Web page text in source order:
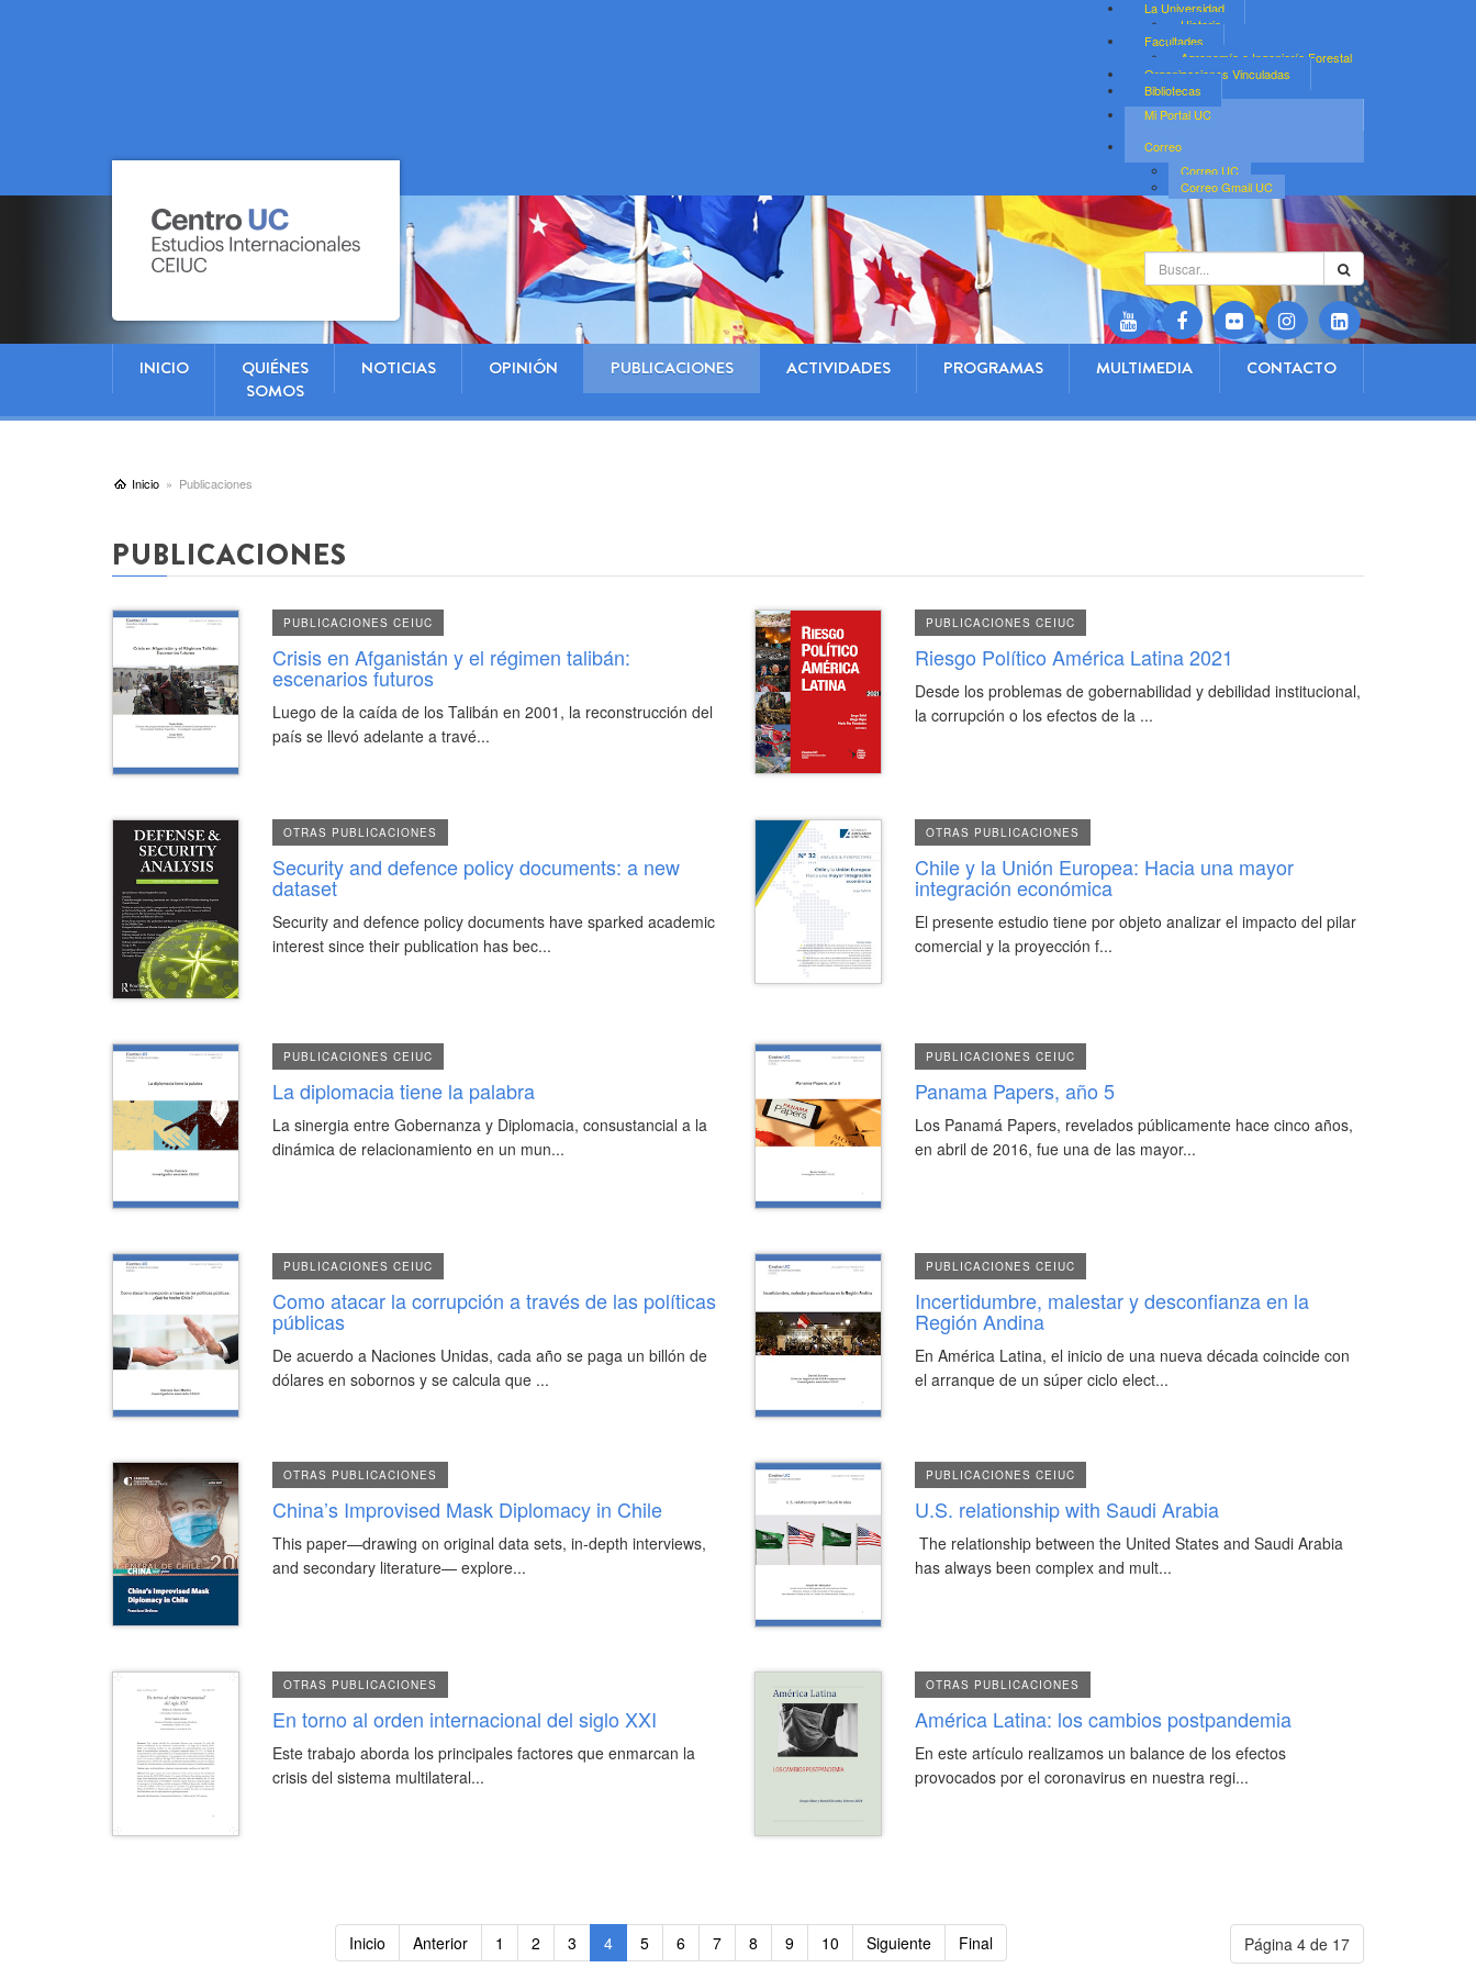
La Universidad
Historia
Facultades
Agronomía e Ingeniería Forestal
Organizaciones Vinculadas
Bibliotecas
Mi Portal UC
Correo
Correo UC
Correo Gmail UC
Buscar...
INICIO
QUIÉNES
SOMOS
NOTICIAS OPINIÓN PUBLICACIONES ACTIVIDADES PROGRAMAS MULTIMEDIA CONTACTO
Inicio Publicaciones
PUBLICACIONES
PUBLICACIONES CEIUC
Crisis en Afganistán y el régimen talibán:
escenarios futuros
Luego de la caída de los Talibán en 2001, la reconstrucción del
país se llevó adelante a travé...
PUBLICACIONES CEIUC
Riesgo Político América Latina 2021
Desde los problemas de gobernabilidad y debilidad institucional,
la corrupción o los efectos de la ...
OTRAS PUBLICACIONES
Security and defence policy documents: a new
dataset
Security and defence policy documents have sparked academic
interest since their publication has bec...
OTRAS PUBLICACIONES
Chile y la Unión Europea: Hacia una mayor
integración económica
El presente estudio tiene por objeto analizar el impacto del pilar
comercial y la proyección f...
PUBLICACIONES CEIUC
La diplomacia tiene la palabra
La sinergia entre Gobernanza y Diplomacia, consustancial a la
dinámica de relacionamiento en un mun...
PUBLICACIONES CEIUC
Panama Papers, año 5
Los Panamá Papers, revelados públicamente hace cinco años,
en abril de 2016, fue una de las mayor...
PUBLICACIONES CEIUC
Como atacar la corrupción a través de las políticas
públicas
De acuerdo a Naciones Unidas, cada año se paga un billón de
dólares en sobornos y se calcula que ...
PUBLICACIONES CEIUC
Incertidumbre, malestar y desconfianza en la
Región Andina
En América Latina, el inicio de una nueva década coincide con
el arranque de un súper ciclo elect...
OTRAS PUBLICACIONES
China’s Improvised Mask Diplomacy in Chile
This paper—drawing on original data sets, in-depth interviews,
and secondary literature— explore...
PUBLICACIONES CEIUC
U.S. relationship with Saudi Arabia
The relationship between the United States and Saudi Arabia
has always been complex and mult...
OTRAS PUBLICACIONES
En torno al orden internacional del siglo XXI
Este trabajo aborda los principales factores que enmarcan la
crisis del sistema multilateral...
OTRAS PUBLICACIONES
América Latina: los cambios postpandemia
En este artículo realizamos un balance de los efectos
provocados por el coronavirus en nuestra regi...
Página 4 de 17
Inicio Anterior 1 2 3 4 5 6 7 8 9 10 Siguiente Final